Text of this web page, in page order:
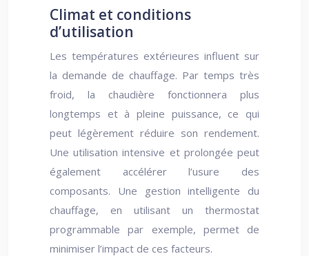
Climat et conditions
d’utilisation
Les températures extérieures influent sur
la demande de chauffage. Par temps très
froid, la chaudière fonctionnera plus
longtemps et à pleine puissance, ce qui
peut légèrement réduire son rendement.
Une utilisation intensive et prolongée peut
également accélérer l’usure des
composants. Une gestion intelligente du
chauffage, en utilisant un thermostat
programmable par exemple, permet de
minimiser l’impact de ces facteurs.